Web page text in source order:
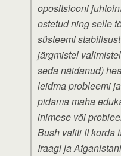
opositsiooni
ostetud ning selle
süsteemi
järgmistel
seda näidanud)
leidma probleemi
pidama maha
inimese või
Bush valiti II korda
Iraagi ja